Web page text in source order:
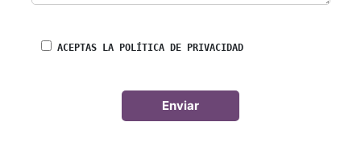
ACEPTAS LA POLÍTICA DE PRIVACIDAD